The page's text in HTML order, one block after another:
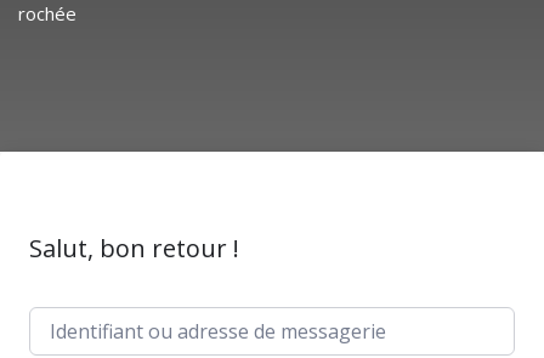
rochée
Salut, bon retour !